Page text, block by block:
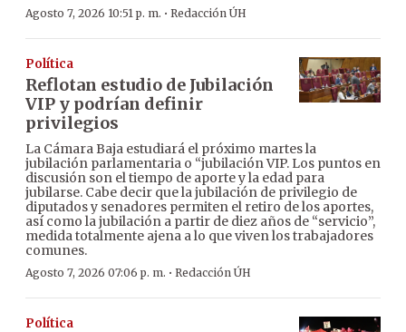
Agosto 7, 2026 10:51 p. m. · Redacción ÚH
Política
Reflotan estudio de Jubilación
VIP y podrían definir
privilegios
La Cámara Baja estudiará el próximo martes la
jubilación parlamentaria o “jubilación VIP. Los puntos en
discusión son el tiempo de aporte y la edad para
jubilarse. Cabe decir que la jubilación de privilegio de
diputados y senadores permiten el retiro de los aportes,
así como la jubilación a partir de diez años de “servicio”,
medida totalmente ajena a lo que viven los trabajadores
comunes.
Agosto 7, 2026 07:06 p. m. · Redacción ÚH
Política